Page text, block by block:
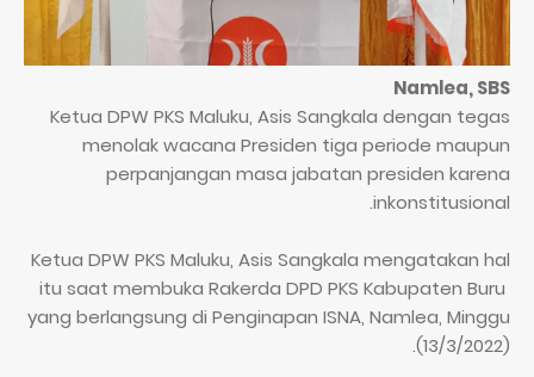
Namlea, SBS
Ketua DPW PKS Maluku, Asis Sangkala dengan tegas
menolak wacana Presiden tiga periode maupun
perpanjangan masa jabatan presiden karena
inkonstitusional.
Ketua DPW PKS Maluku, Asis Sangkala mengatakan hal
itu saat membuka Rakerda DPD PKS Kabupaten Buru
yang berlangsung di Penginapan ISNA, Namlea, Minggu
(13/3/2022).